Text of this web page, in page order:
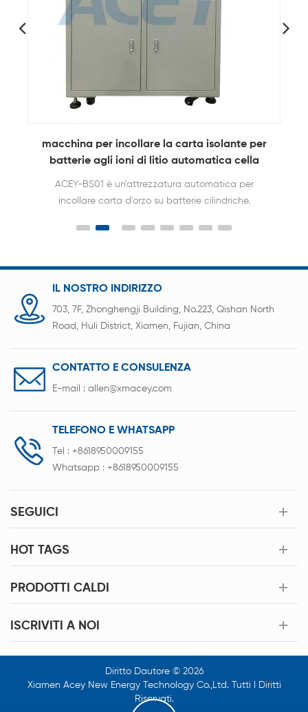
selezionatrice automatica per batterie a
cilindro a 5 canali Per 18650 linea pacco
ACEY-AS5S può smistare automaticamente le
batterie secondo i requisiti specificati e ha le
IL NOSTRO INDIRIZZO
703, 7F, Zhonghengji Building, No.223, Qishan North
Road, Huli District, Xiamen, Fujian, China
CONTATTO E CONSULENZA
E-mail : allen@xmacey.com
TELEFONO E WHATSAPP
Tel : +8618950009155
Whatsapp : +8618950009155
SEGUICI
HOT TAGS
PRODOTTI CALDI
ISCRIVITI A NOI
Diritto Dautore © 2026
Xiamen Acey New Energy Technology Co.,Ltd. Tutti I Diritti
Riservati.